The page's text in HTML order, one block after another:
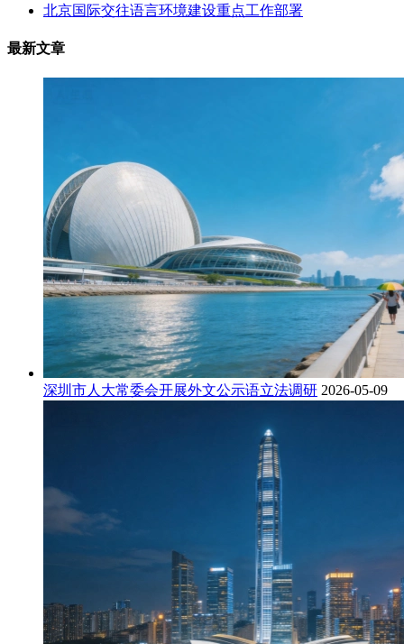
北京国际交往语言环境建设重点工作部署
最新文章
深圳市人大常委会开展外文公示语立法调研 2026-05-09